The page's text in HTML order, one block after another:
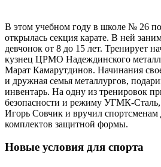
В этом учебном году в школе № 26
открылась секция карате. В ней
девчонок от 8 до 15 лет. Тренирует
кузнец ЦРМО Надеждинского
Марат Камарутдинов. Начинания
и дружная семья металлургов,
инвентарь. На одну из тренировок
безопасности и режиму УГМК-
Игорь Совчик и вручил спортсменам
комплектов защитной формы.
Новые условия для спорта